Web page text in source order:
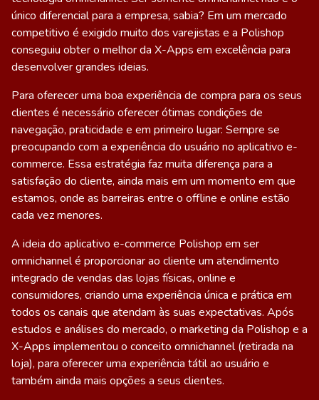
único diferencial para a empresa, sabia? Em um mercado
competitivo é exigido muito dos varejistas e a Polishop
conseguiu obter o melhor da X-Apps em excelência para
desenvolver grandes ideias.
Para oferecer uma boa experiência de compra para os seus
clientes é necessário oferecer ótimas condições de
navegação, praticidade e em primeiro lugar: Sempre se
preocupando com a experiência do usuário no aplicativo e-
commerce. Essa estratégia faz muita diferença para a
satisfação do cliente, ainda mais em um momento em que
estamos, onde as barreiras entre o offline e online estão
cada vez menores.
A ideia do aplicativo e-commerce Polishop em ser
omnichannel é proporcionar ao cliente um atendimento
integrado de vendas das lojas físicas, online e
consumidores, criando uma experiência única e prática em
todos os canais que atendam às suas expectativas. Após
estudos e análises do mercado, o marketing da Polishop e a
X-Apps implementou o conceito omnichannel (retirada na
loja), para oferecer uma experiência tátil ao usuário e
também ainda mais opções a seus clientes.